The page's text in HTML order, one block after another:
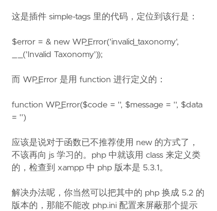
这是插件 simple-tags 里的代码，定位到该行是：
$error = & new WP_Error('invalid_taxonomy',
__('Invalid Taxonomy'));
而 WP_Error 是用 function 进行定义的：
function WP_Error($code = '', $message = '', $data
= '')
应该是说对于函数已不推荐使用 new 的方式了，
不该再向 js 学习的。php 中就该用 class 来定义类
的，检查到 xampp 中 php 版本是 5.3.1。
解决办法呢，你当然可以把其中的 php 换成 5.2 的
版本的，那能不能改 php.ini 配置来屏蔽那个提示